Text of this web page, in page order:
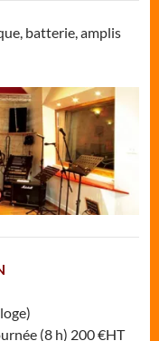
batterie, amplis
(8 h) 200 €HT